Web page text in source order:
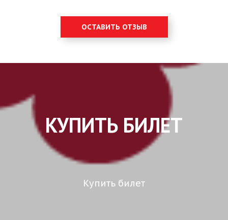
ОСТАВИТЬ ОТЗЫВ
КУПИТЬ БИЛЕТ
Купить билет